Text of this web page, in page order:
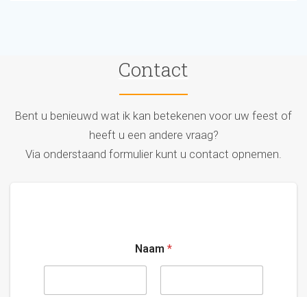
Contact
Bent u benieuwd wat ik kan betekenen voor uw feest of
heeft u een andere vraag?
Via onderstaand formulier kunt u contact opnemen.
Naam *